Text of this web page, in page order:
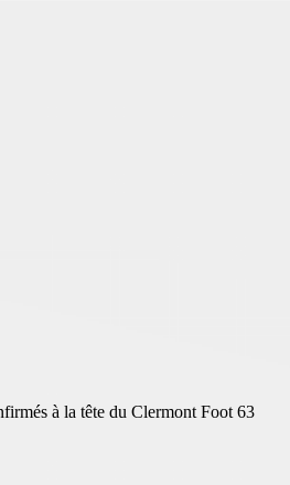
à la tête du Clermont Foot 63